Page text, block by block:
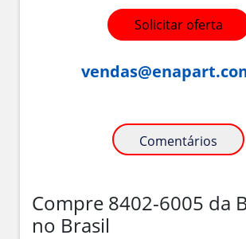
Solicitar oferta
Comentários
Compre 8402-6005 da
no Brasil